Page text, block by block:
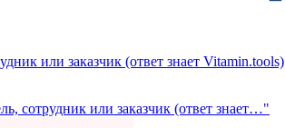
или заказчик (ответ знает Vitamin.tools)
сотрудник или заказчик (ответ знает…"